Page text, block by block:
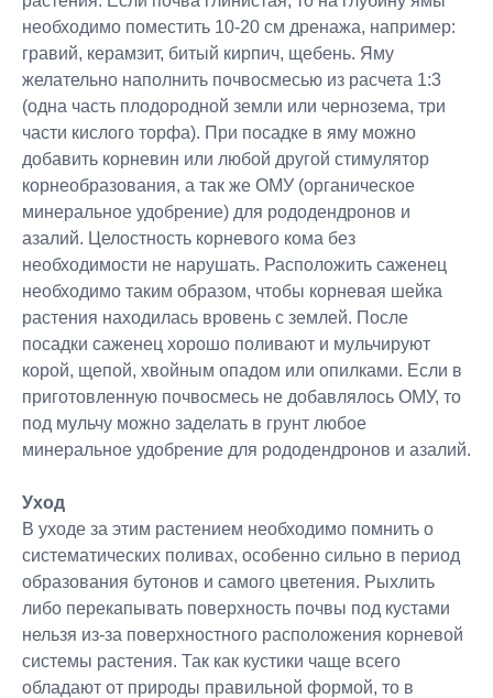
необходимо поместить 10-20 см дренажа, например:
гравий, керамзит, битый кирпич, щебень. Яму
желательно наполнить почвосмесью из расчета 1:3
(одна часть плодородной земли или чернозема, три
части кислого торфа). При посадке в яму можно
добавить корневин или любой другой стимулятор
корнеобразования, а так же ОМУ (органическое
минеральное удобрение) для рододендронов и
азалий. Целостность корневого кома без
необходимости не нарушать. Расположить саженец
необходимо таким образом, чтобы корневая шейка
растения находилась вровень с землей. После
посадки саженец хорошо поливают и мульчируют
корой, щепой, хвойным опадом или опилками. Если в
приготовленную почвосмесь не добавлялось ОМУ, то
под мульчу можно заделать в грунт любое
минеральное удобрение для рододендронов и азалий.
Уход
В уходе за этим растением необходимо помнить о
систематических поливах, особенно сильно в период
образования бутонов и самого цветения. Рыхлить
либо перекапывать поверхность почвы под кустами
нельзя из-за поверхностного расположения корневой
системы растения. Так как кустики чаще всего
обладают от природы правильной формой, то в